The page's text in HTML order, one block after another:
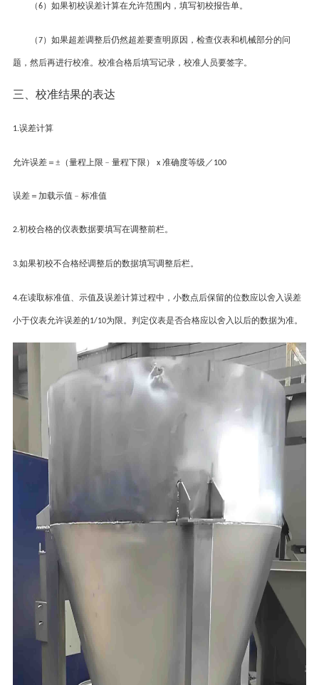
（6） 如果初校误差计算在允许范围内，填写初校报告单。
（7） 如果超差调整后仍然超差要查明原因，检查仪表和机械部分的问
题，然后再进行校准。校准合格后填写记录，校准人员要签字。
三、 校准结果的表达
1.误差计算
允许误差＝ ±（量程上限﹣量程下限） x 准确度等级／ 100
误差＝加载示值﹣标准值
2.初校合格的仪表数据要填写在调整前栏。
3.如果初校不合格经调整后的数据填写调整后栏。
4.在读取标准值、示值及误差计算过程中，小数点后保留的位数应以舍入误差
小于仪表允许误差的1/10为限。判定仪表是否合格应以舍入以后的数据为准。